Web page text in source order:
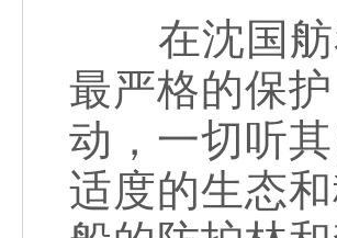
在沈国舫
最严格的保
动，一切听
适度的生态